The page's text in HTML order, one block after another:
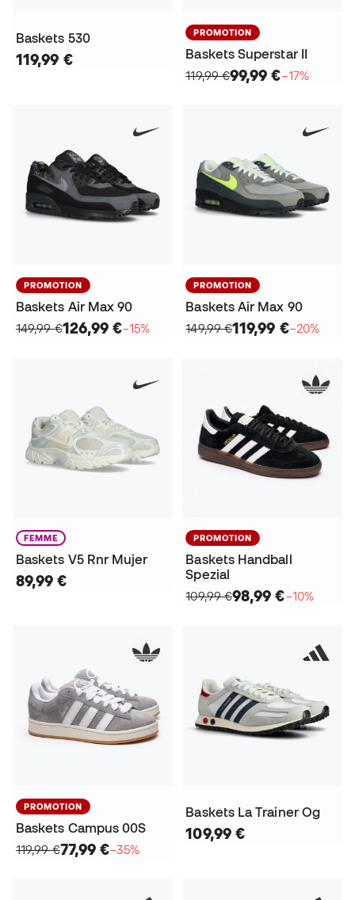
Baskets 530
119,99 €
PROMOTION
Baskets Superstar II
119,99 €99,99 €−17%
PROMOTION
Baskets Air Max 90
149,99 €126,99 €−15%
PROMOTION
Baskets Air Max 90
149,99 €119,99 €−20%
FEMME
Baskets V5 Rnr Mujer
89,99 €
PROMOTION
Baskets Handball
Spezial
109,99 €98,99 €−10%
PROMOTION
Baskets Campus 00S
119,99 €77,99 €−35%
Baskets La Trainer Og
109,99 €